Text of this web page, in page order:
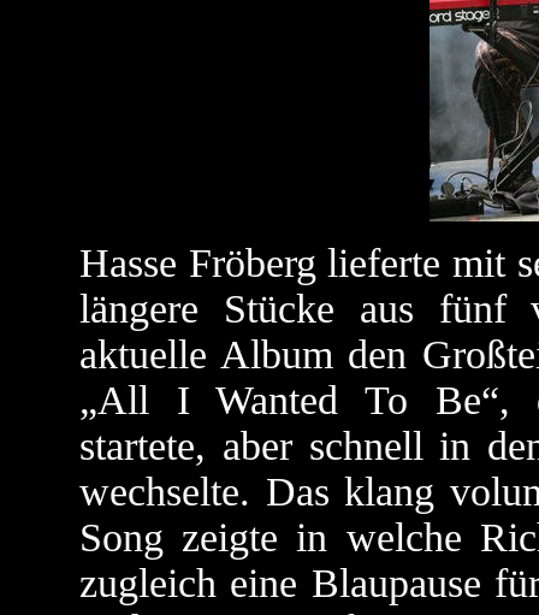
Hasse Fröberg lieferte mit
längere Stücke aus fünf
aktuelle Album den
„All I Wanted To Be“,
startete, aber schnell in
wechselte. Das klang
Song zeigte in welche
zugleich eine Blaupause